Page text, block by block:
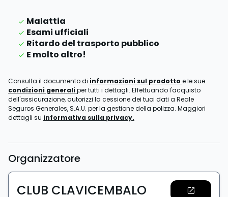
Malattia
Esami ufficiali
Ritardo del trasporto pubblico
E molto altro!
Consulta il documento di informazioni sul prodotto e le sue
condizioni generali per tutti i dettagli. Effettuando l'acquisto
dell'assicurazione, autorizzi la cessione dei tuoi dati a Reale
Seguros Generales, S.A.U. per la gestione della polizza. Maggiori
dettagli su informativa sulla privacy.
Organizzatore
CLUB CLAVICEMBALO